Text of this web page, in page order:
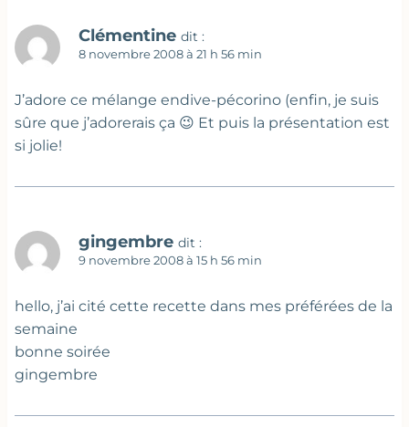
Clémentine dit :
8 novembre 2008 à 21 h 56 min
J’adore ce mélange endive-pécorino (enfin, je suis
sûre que j’adorerais ça 😉 Et puis la présentation est
si jolie!
gingembre dit :
9 novembre 2008 à 15 h 56 min
hello, j’ai cité cette recette dans mes préférées de la
semaine
bonne soirée
gingembre